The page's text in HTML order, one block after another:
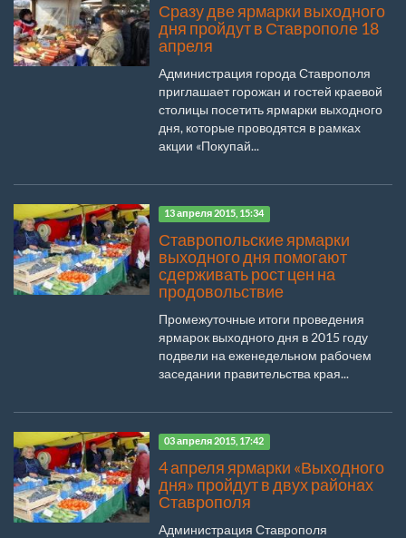
Сразу две ярмарки выходного
дня пройдут в Ставрополе 18
апреля
Администрация города Ставрополя
приглашает горожан и гостей краевой
столицы посетить ярмарки выходного
дня, которые проводятся в рамках
акции «Покупай...
13 апреля 2015, 15:34
Ставропольские ярмарки
выходного дня помогают
сдерживать рост цен на
продовольствие
Промежуточные итоги проведения
ярмарок выходного дня в 2015 году
подвели на еженедельном рабочем
заседании правительства края...
03 апреля 2015, 17:42
4 апреля ярмарки «Выходного
дня» пройдут в двух районах
Ставрополя
Администрация Ставрополя